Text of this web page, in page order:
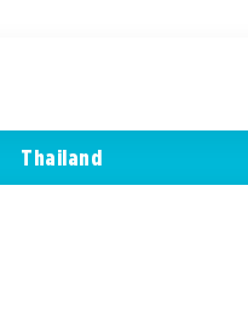
Thailand